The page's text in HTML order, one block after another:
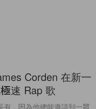
Corden 在新一
速 Rap 歌
，因為他總能邀請到一眾